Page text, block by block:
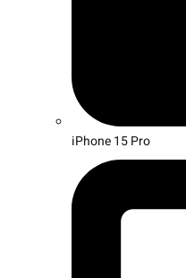
iPhone 15 Pro